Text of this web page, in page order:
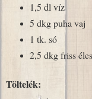
1,5 dl víz
5 dkg puha vaj
1 tk. só
2,5 dkg friss
Töltelék: